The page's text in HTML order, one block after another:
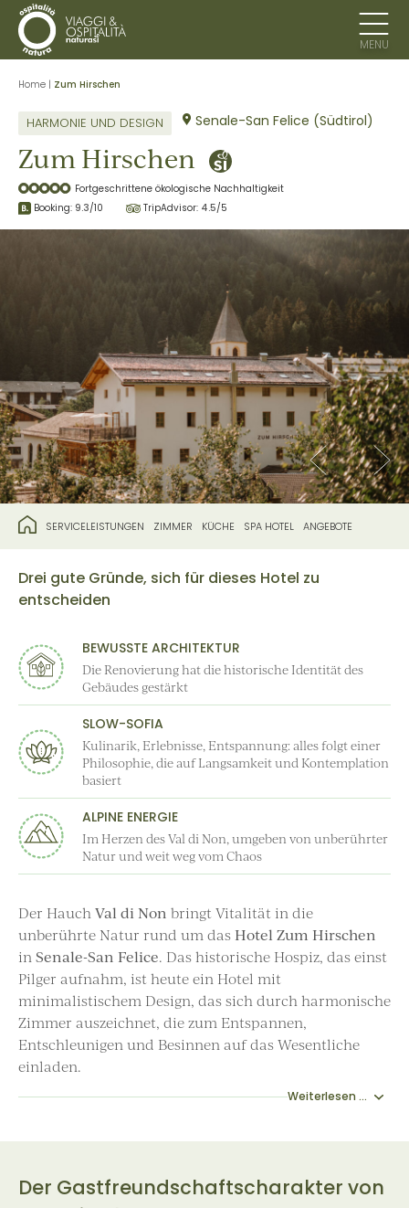
MENU
Home | Zum Hirschen
HARMONIE UND DESIGN Senale-San Felice (Südtirol)
Zum Hirschen
Fortgeschrittene ökologische Nachhaltigkeit
Booking: 9.3/10 TripAdvisor: 4.5/5
SERVICELEISTUNGEN ZIMMER KÜCHE SPA HOTEL ANGEBOTE
Drei gute Gründe, sich für dieses Hotel zu
entscheiden
BEWUSSTE ARCHITEKTUR
Die Renovierung hat die historische Identität des
Gebäudes gestärkt
SLOW-SOFIA
Kulinarik, Erlebnisse, Entspannung: alles folgt einer
Philosophie, die auf Langsamkeit und Kontemplation
basiert
ALPINE ENERGIE
Im Herzen des Val di Non, umgeben von unberührter
Natur und weit weg vom Chaos
Der Hauch Val di Non bringt Vitalität in die
unberührte Natur rund um das Hotel Zum Hirschen
in Senale-San Felice. Das historische Hospiz, das einst
Pilger aufnahm, ist heute ein Hotel mit
minimalistischem Design, das sich durch harmonische
Zimmer auszeichnet, die zum Entspannen,
Entschleunigen und Besinnen auf das Wesentliche
einladen.
Weiterlesen ...
Der Gastfreundschaftscharakter von